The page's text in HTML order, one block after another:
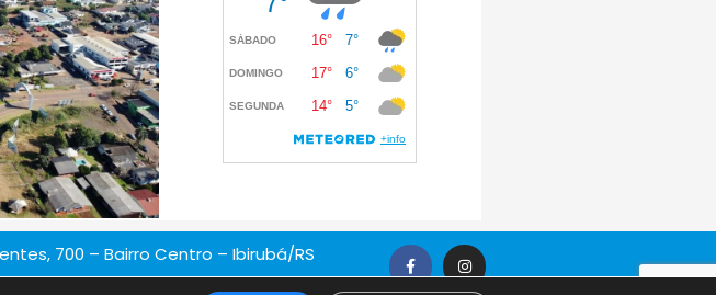
700 – Bairro Centro – Ibirubá/RS